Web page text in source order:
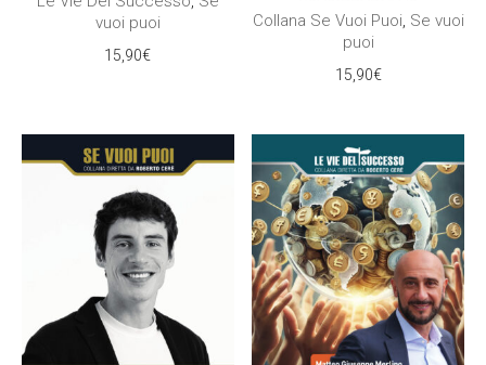
vuoi puoi
15,90€
Collana Se Vuoi Puoi, Se vuoi
puoi
15,90€